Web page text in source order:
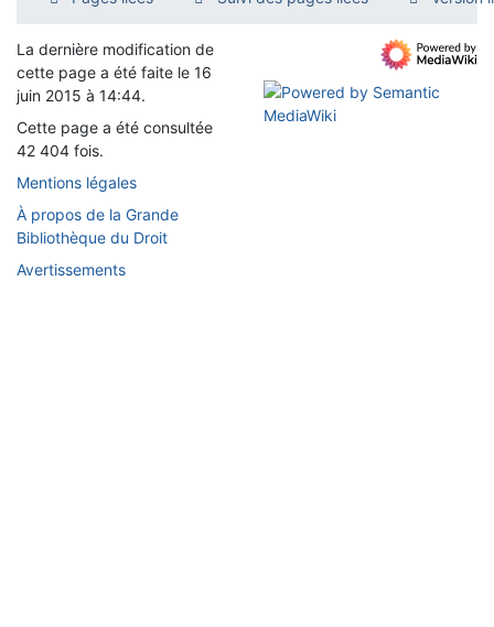
La dernière modification de
cette page a été faite le 16
juin 2015 à 14:44.
Cette page a été consultée
42 404 fois.
Mentions légales
À propos de la Grande
Bibliothèque du Droit
Avertissements